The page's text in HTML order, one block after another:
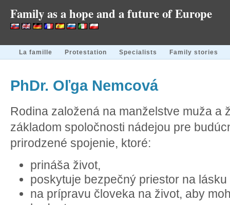
Family as a hope and a future of Europe
La famille Protestation Specialists Family stories
PhDr. Oľga Nemcová
Rodina založená na manželstve muža a
základom spoločnosti nádejou pre
prirodzené spojenie, ktoré:
prináša život,
poskytuje bezpečný priestor na lásku
na prípravu človeka na život, aby